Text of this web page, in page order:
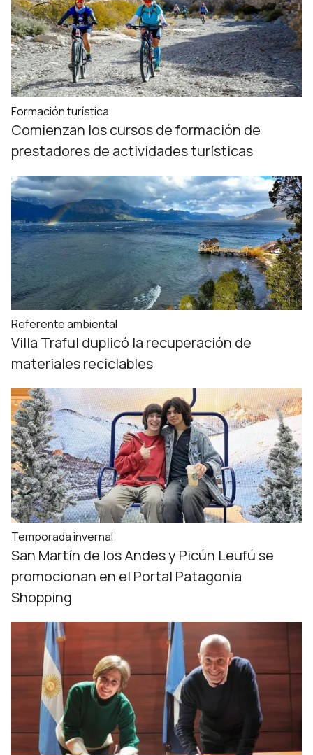
Formación turística
Comienzan los cursos de formación de
prestadores de actividades turísticas
Referente ambiental
Villa Traful duplicó la recuperación de
materiales reciclables
Temporada invernal
San Martín de los Andes y Picún Leufú se
promocionan en el Portal Patagonia
Shopping